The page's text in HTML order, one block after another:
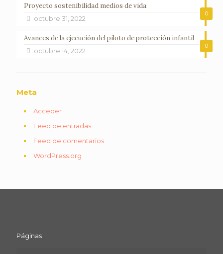
0
Proyecto sostenibilidad medios de vida
octubre 31, 2022
0
Avances de la ejecución del piloto de protección infantil
octubre 14, 2022
Meta
Acceder
Feed de entradas
Feed de comentarios
WordPress.org
Páginas